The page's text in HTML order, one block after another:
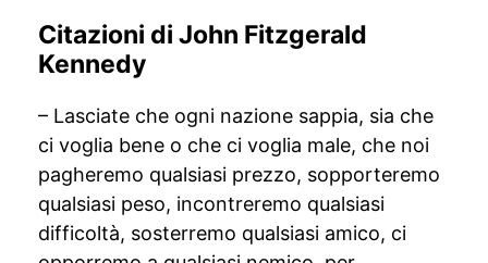
Citazioni di John Fitzgerald
Kennedy
– Lasciate che ogni nazione sappia, sia che
ci voglia bene o che ci voglia male, che noi
pagheremo qualsiasi prezzo, sopporteremo
qualsiasi peso, incontreremo qualsiasi
difficoltà, sosterremo qualsiasi amico, ci